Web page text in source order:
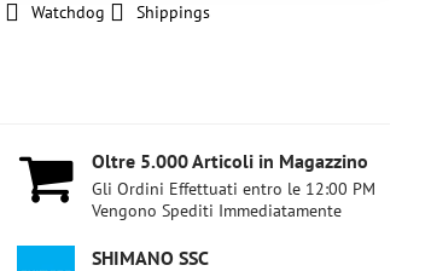
Watchdog Shippings
Oltre 5​.000 Articoli in Magazzino
Gli Ordini Effettuati entro le 12:00 PM
Vengono Spediti Immediatamente
SHIMANO SSC